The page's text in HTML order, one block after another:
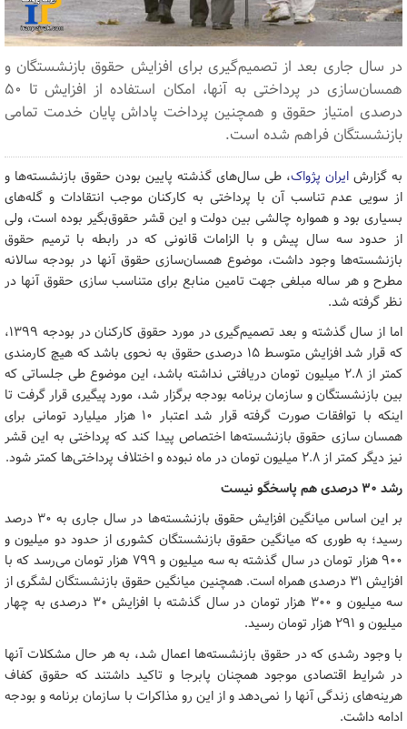
در سال جاری بعد از تصمیم‌گیری برای افزایش حقوق بازنشستگان و
همسان‌سازی در پرداختی به آنها، امکان استفاده از افزایش تا ۵۰
درصدی امتیاز حقوق و همچنین پرداخت پاداش پایان خدمت تمامی
بازنشستگان فراهم شده است.
به گزارش ایران پژواک، طی سال‌های گذشته پایین‌ بودن حقوق بازنشسته‌ها و
از سویی عدم تناسب آن با پرداختی به کارکنان موجب انتقادات و گله‌های
بسیاری بود و همواره چالشی بین دولت و این قشر حقوق‌بگیر بوده است، ولی
از حدود سه سال پیش و با الزامات قانونی که در رابطه با ترمیم حقوق
بازنشسته‌ها وجود داشت، موضوع همسان‌سازی حقوق آنها در بودجه سالانه
مطرح و هر ساله مبلغی جهت تامین منابع برای متناسب سازی حقوق آنها در
نظر گرفته شد.
اما از سال گذشته و بعد تصمیم‌گیری در مورد حقوق کارکنان در بودجه ۱۳۹۹،
که قرار شد افزایش متوسط ۱۵ درصدی حقوق به نحوی باشد که هیچ کارمندی
کمتر از ۲.۸ میلیون تومان دریافتی نداشته باشد، این موضوع طی جلساتی که
بین بازنشستگان و سازمان برنامه بودجه برگزار شد، مورد پیگیری قرار گرفت تا
اینکه با توافقات صورت گرفته قرار شد اعتبار ۱۰ هزار میلیارد تومانی برای
همسان سازی حقوق بازنشسته‌ها اختصاص پیدا کند که پرداختی به این قشر
نیز دیگر کمتر از ۲.۸ میلیون تومان در ماه نبوده و اختلاف پرداختی‌ها کمتر شود.
رشد ۳۰ درصدی هم پاسخگو نیست
بر این اساس میانگین افزایش حقوق بازنشسته‌ها در سال جاری به ۳۰ درصد
رسید؛ به طوری که میانگین حقوق بازنشستگان کشوری از حدود دو میلیون و
۹۰۰ هزار تومان در سال گذشته به سه میلیون و ۷۹۹ هزار تومان می‌رسد که با
افزایش ۳۱ درصدی همراه است. همچنین میانگین حقوق بازنشستگان لشگری از
سه میلیون و ۳۰۰ هزار تومان در سال گذشته با افزایش ۳۰ درصدی به چهار
میلیون و ۲۹۱ هزار تومان رسید.
با وجود رشدی که در حقوق بازنشسته‌ها اعمال شد، به هر حال مشکلات آنها
در شرایط اقتصادی موجود همچنان پابرجا و تاکید داشتند که حقوق کفاف
هرینه‌های زندگی آنها را نمی‌دهد و از این رو مذاکرات با سازمان برنامه و بودجه
ادامه داشت.